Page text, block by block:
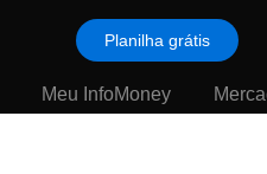
Planilha grátis
Meu InfoMoney